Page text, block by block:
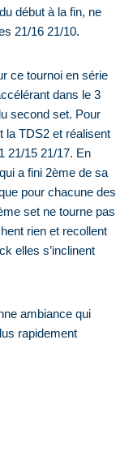
début à la fin, ne
21/16 21/10.
ce tournoi en série
dans le 3
second set. Pour
la TDS2 et réalisent
21/15 21/17. En
a fini 2ème de sa
pour chacune des
set ne tourne pas
rien et recollent
elles s’inclinent
ambiance qui
rapidement